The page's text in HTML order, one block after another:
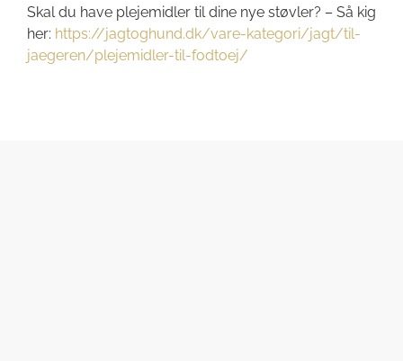
Skal du have plejemidler til dine nye støvler? – Så kig
her: https://jagtoghund.dk/vare-kategori/jagt/til-
jaegeren/plejemidler-til-fodtoej/